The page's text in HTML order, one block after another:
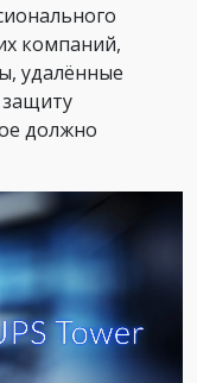
компаний,
удалённые
должно